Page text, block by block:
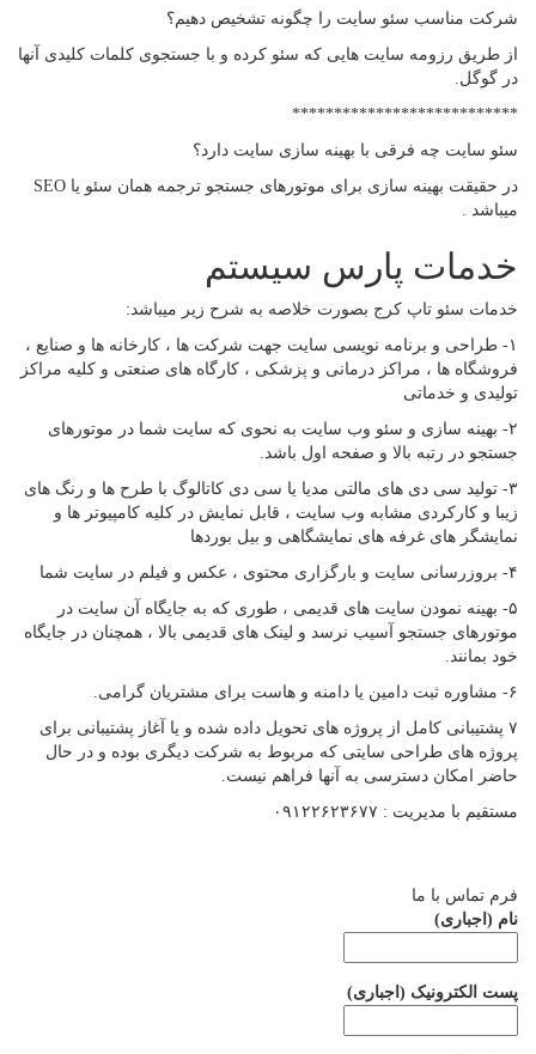
شرکت مناسب سئو سایت را چگونه تشخیص دهیم؟
از طریق رزومه سایت هایی که سئو کرده و با جستجوی کلمات کلیدی آنها
در گوگل.
***************************
سئو سایت چه فرقی با بهینه سازی سایت دارد؟
در حقیقت بهینه سازی برای موتورهای جستجو ترجمه همان سئو یا SEO
میباشد .
خدمات پارس سیستم
خدمات سئو تاپ کرج بصورت خلاصه به شرح زیر میباشد:
۱- طراحی و برنامه نویسی سایت جهت شرکت ها ، کارخانه ها و صنایع ،
فروشگاه ها ، مراکز درمانی و پزشکی ، کارگاه های صنعتی و کلیه مراکز
تولیدی و خدماتی
۲- بهینه سازی و سئو وب سایت به نحوی که سایت شما در موتورهای
جستجو در رتبه بالا و صفحه اول باشد.
۳- تولید سی دی های مالتی مدیا یا سی دی کاتالوگ با طرح ها و رنگ های
زیبا و کارکردی مشابه وب سایت ، قابل نمایش در کلیه کامپیوتر ها و
نمایشگر های غرفه های نمایشگاهی و بیل بوردها
۴- بروزرسانی سایت و بارگزاری محتوی ، عکس و فیلم در سایت شما
۵- بهینه نمودن سایت های قدیمی ، طوری که به جایگاه آن سایت در
موتورهای جستجو آسیب نرسد و لینک های قدیمی بالا ، همچنان در جایگاه
خود بمانند.
۶- مشاوره ثبت دامین یا دامنه و هاست برای مشتریان گرامی.
۷ پشتیبانی کامل از پروژه های تحویل داده شده و یا آغاز پشتیبانی برای
پروژه های طراحی سایتی که مربوط به شرکت دیگری بوده و در حال
حاضر امکان دسترسی به آنها فراهم نیست.
مستقیم با مدیریت : ۰۹۱۲۲۶۲۳۶۷۷
فرم تماس با ما
نام (اجباری)
پست الکترونیک (اجباری)